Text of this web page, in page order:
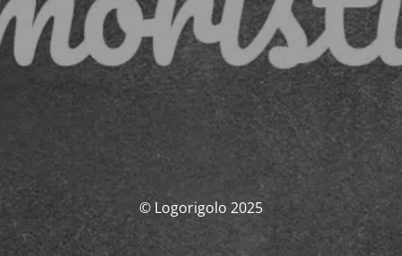
© Logorigolo 2025